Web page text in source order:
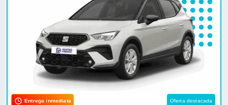
Entrega inmediata Oferta destacada